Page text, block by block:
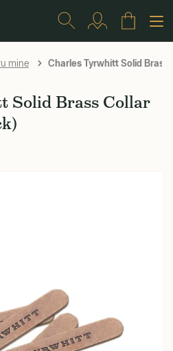
mine Charles Tyrwhitt Solid
Solid Brass Collar